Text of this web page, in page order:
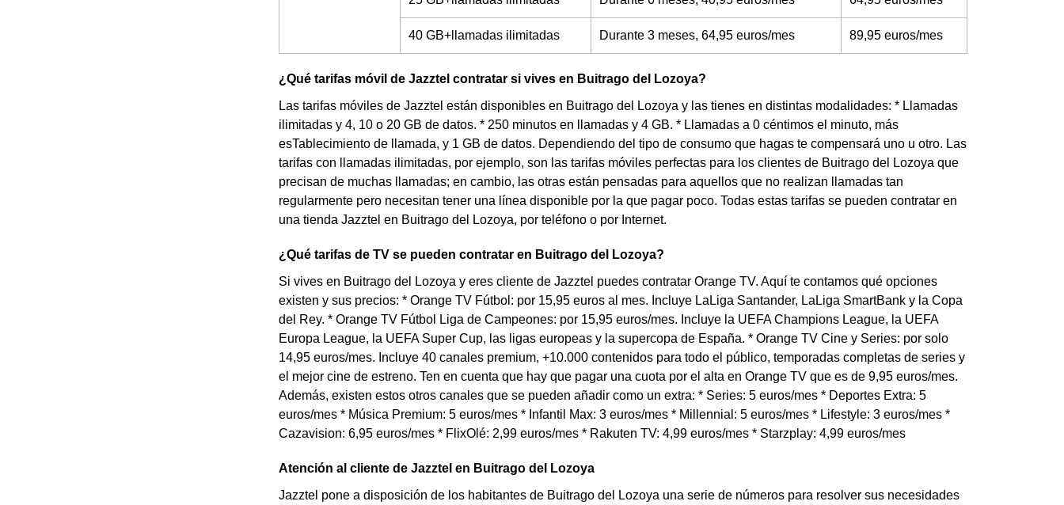
40 GB+llamadas ilimitadas Durante 3 meses, 64,95 euros/mes 89,95 euros/mes
¿Qué tarifas móvil de Jazztel contratar si vives en Buitrago del Lozoya?
Las tarifas móviles de Jazztel están disponibles en Buitrago del Lozoya y las tienes en distintas modalidades: * Llamadas
ilimitadas y 4, 10 o 20 GB de datos. * 250 minutos en llamadas y 4 GB. * Llamadas a 0 céntimos el minuto, más
esTablecimiento de llamada, y 1 GB de datos. Dependiendo del tipo de consumo que hagas te compensará uno u otro. Las
tarifas con llamadas ilimitadas, por ejemplo, son las tarifas móviles perfectas para los clientes de Buitrago del Lozoya que
precisan de muchas llamadas; en cambio, las otras están pensadas para aquellos que no realizan llamadas tan
regularmente pero necesitan tener una línea disponible por la que pagar poco. Todas estas tarifas se pueden contratar en
una tienda Jazztel en Buitrago del Lozoya, por teléfono o por Internet.
¿Qué tarifas de TV se pueden contratar en Buitrago del Lozoya?
Si vives en Buitrago del Lozoya y eres cliente de Jazztel puedes contratar Orange TV. Aquí te contamos qué opciones
existen y sus precios: * Orange TV Fútbol: por 15,95 euros al mes. Incluye LaLiga Santander, LaLiga SmartBank y la Copa
del Rey. * Orange TV Fútbol Liga de Campeones: por 15,95 euros/mes. Incluye la UEFA Champions League, la UEFA
Europa League, la UEFA Super Cup, las ligas europeas y la supercopa de España. * Orange TV Cine y Series: por solo
14,95 euros/mes. Incluye 40 canales premium, +10.000 contenidos para todo el público, temporadas completas de series y
el mejor cine de estreno. Ten en cuenta que hay que pagar una cuota por el alta en Orange TV que es de 9,95 euros/mes.
Además, existen estos otros canales que se pueden añadir como un extra: * Series: 5 euros/mes * Deportes Extra: 5
euros/mes * Música Premium: 5 euros/mes * Infantil Max: 3 euros/mes * Millennial: 5 euros/mes * Lifestyle: 3 euros/mes *
Cazavision: 6,95 euros/mes * FlixOlé: 2,99 euros/mes * Rakuten TV: 4,99 euros/mes * Starzplay: 4,99 euros/mes
Atención al cliente de Jazztel en Buitrago del Lozoya
Jazztel pone a disposición de los habitantes de Buitrago del Lozoya una serie de números para resolver sus necesidades